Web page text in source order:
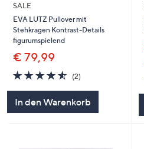
SALE
EVA LUTZ Pullover mit
Stehkragen Kontrast-Details
figurumspielend
€ 79,99
4.5
von
5
(2)
In den Warenkorb